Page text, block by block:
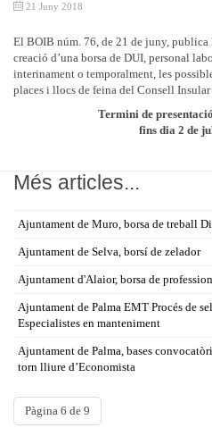
21 Juny 2018
El BOIB núm. 76, de 21 de juny, publica
creació d’una borsa de DUI, personal
interinament o temporalment, les
places i llocs de feina del Consell Insular
Termini de
fins dia 2 de
Més articles...
Ajuntament de Muro, borsa de treball
Ajuntament de Selva, borsí de zelador
Ajuntament d'Alaior, borsa de
Ajuntament de Palma EMT Procés de
Especialistes en manteniment
Ajuntament de Palma, bases
torn lliure d’Economista
Pàgina 6 de 9